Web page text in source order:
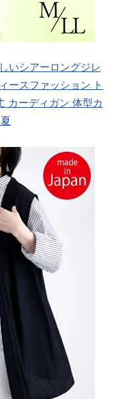
いシアーロングジレ
ースファッション ト
カーディガン 体型カ